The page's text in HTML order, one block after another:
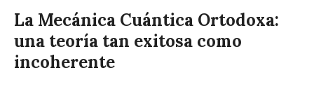
La Mecánica Cuántica Ortodoxa:
una teoría tan exitosa como
incoherente